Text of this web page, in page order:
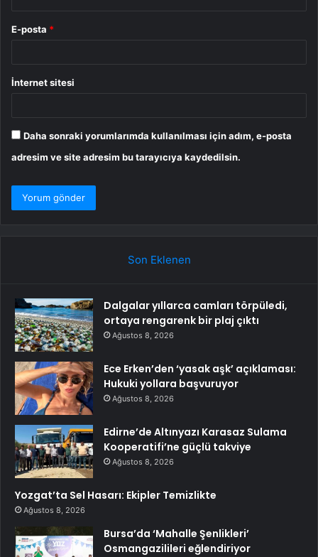
E-posta *
İnternet sitesi
Daha sonraki yorumlarımda kullanılması için adım, e-posta
adresim ve site adresim bu tarayıcıya kaydedilsin.
Son Eklenen
Dalgalar yıllarca camları törpüledi,
ortaya rengarenk bir plaj çıktı
Ağustos 8, 2026
Ece Erken’den ‘yasak aşk’ açıklaması:
Hukuki yollara başvuruyor
Ağustos 8, 2026
Edirne’de Altınyazı Karasaz Sulama
Kooperatifi’ne güçlü takviye
Ağustos 8, 2026
Yozgat’ta Sel Hasarı: Ekipler Temizlikte
Ağustos 8, 2026
Bursa’da ‘Mahalle Şenlikleri’
Osmangazilileri eğlendiriyor